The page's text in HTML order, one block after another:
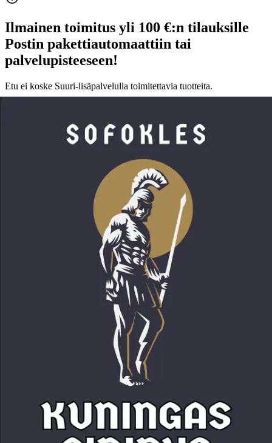
Ilmainen toimitus yli 100 €:n tilauksille
Postin pakettiautomaattiin tai
palvelupisteeseen!
Etu ei koske Suuri‑lisäpalvelulla toimitettavia tuotteita.
Tarkista myymäläsaatavuus
Sofokleen tragedia kertoo epäonnisesta Oidipuksesta. Lapsena
hylätty kuninkaan poika saa selville, että hän on tietämättään
surmannut oman isänsä ja päätynyt vahingossa naimisiin äitinsä
Oletko tyytyväinen tuotetietoihin?